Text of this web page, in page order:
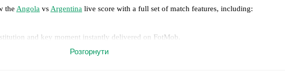
the Angola vs Argentina live score with a full set of match features, including:
and key moment instantly delivered on FotMob.
Розгорнути